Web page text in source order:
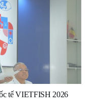
tế VIETFISH 2026